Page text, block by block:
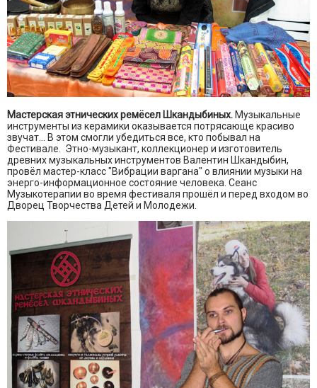
Мастерская этнических ремёсел Шкандыбиных. Музыкальные
инструменты из керамики оказывается потрясающе красиво
звучат... В этом смогли убедиться все, кто побывал на
Фестивале. Этно-музыкант, коллекционер и изготовитель
древних музыкальных инструментов Валентин Шкандыбин,
провёл мастер-класс "Вибрации варгана" о влиянии музыки на
энерго-информационное состояние человека. Сеанс
Музыкотерапии во время фестиваля прошёл и перед входом во
Дворец Творчества Детей и Молодежи.